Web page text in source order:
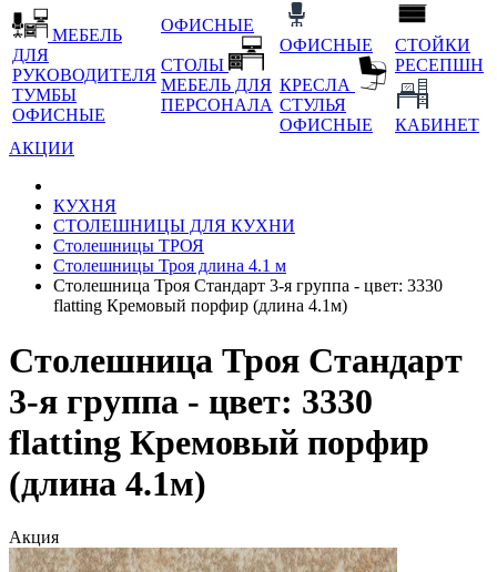
МЕБЕЛЬ
ДЛЯ
РУКОВОДИТЕЛЯ
ТУМБЫ
ОФИСНЫЕ
ОФИСНЫЕ
СТОЛЫ
МЕБЕЛЬ ДЛЯ
ПЕРСОНАЛА
ОФИСНЫЕ
КРЕСЛА
СТУЛЬЯ
ОФИСНЫЕ
СТОЙКИ
РЕСЕПШН
КАБИНЕТ
АКЦИИ
КУХНЯ
СТОЛЕШНИЦЫ ДЛЯ КУХНИ
Столешницы ТРОЯ
Столешницы Троя длина 4.1 м
Столешница Троя Стандарт 3-я группа - цвет: 3330
flatting Кремовый порфир (длина 4.1м)
Столешница Троя Стандарт
3-я группа - цвет: 3330
flatting Кремовый порфир
(длина 4.1м)
Акция